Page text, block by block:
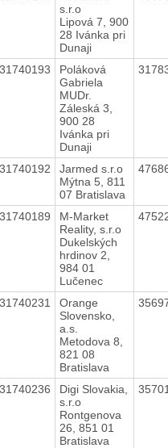
s.r.o
Lipová 7, 900
28 Ivánka pri
Dunaji
Poláková
Gabriela
MUDr.
Záleská 3,
900 28
Ivánka pri
Dunaji
Jarmed s.r.o
Mýtna 5, 811
07 Bratislava
M-Market
Reality, s.r.o
Dukelských
hrdinov 2,
984 01
Lučenec
Orange
Slovensko,
a.s.
Metodova 8,
821 08
Bratislava
Digi Slovakia,
s.r.o
Rontgenova
26, 851 01
Bratislava